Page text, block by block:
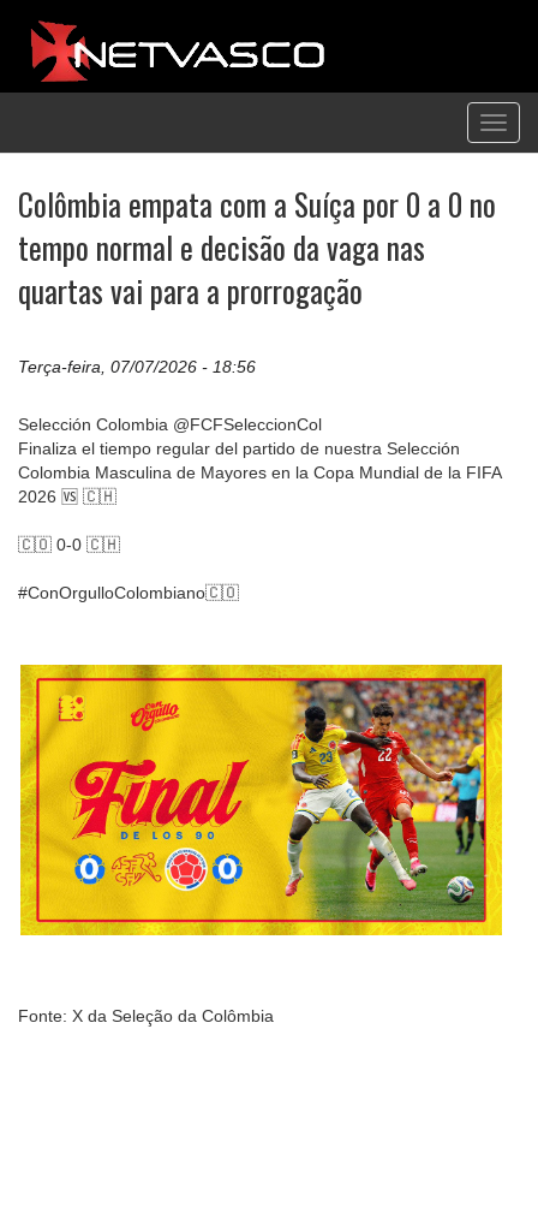
Colômbia empata com a Suíça por 0 a 0 no
tempo normal e decisão da vaga nas
quartas vai para a prorrogação
Terça-feira, 07/07/2026 - 18:56
Selección Colombia @FCFSeleccionCol
Finaliza el tiempo regular del partido de nuestra Selección
Colombia Masculina de Mayores en la Copa Mundial de la FIFA
2026 🆚 🇨🇭
🇨🇴 0-0 🇨🇭
#ConOrgulloColombiano🇨🇴
Fonte: X da Seleção da Colômbia